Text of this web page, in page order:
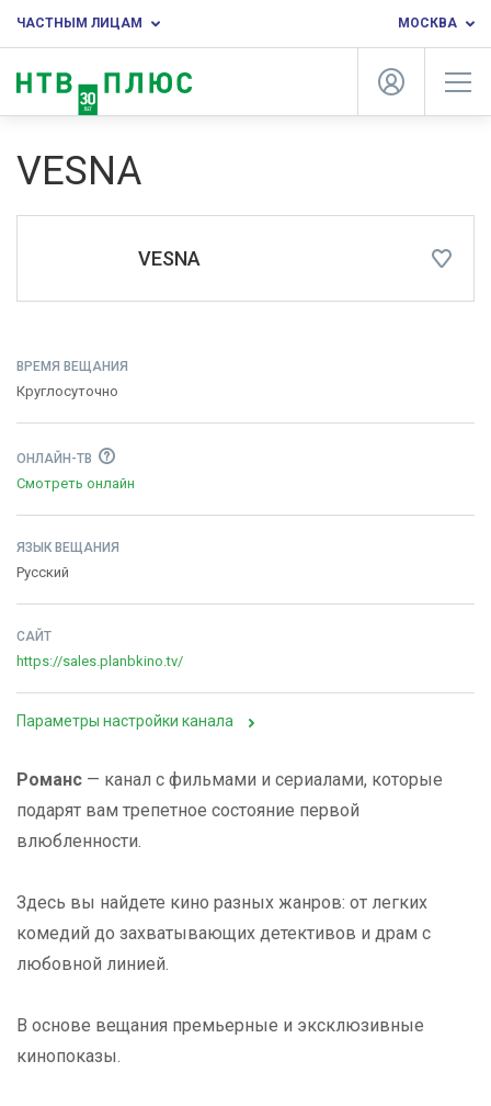
ЧАСТНЫМ ЛИЦАМ МОСКВА
VESNA
VESNA
ВРЕМЯ ВЕЩАНИЯ
Круглосуточно
ОНЛАЙН-ТВ
Смотреть онлайн
ЯЗЫК ВЕЩАНИЯ
Русский
САЙТ
https://sales.planbkino.tv/
Параметры настройки канала
Романс — канал с фильмами и сериалами, которые
подарят вам трепетное состояние первой
влюбленности.
Здесь вы найдете кино разных жанров: от легких
комедий до захватывающих детективов и драм с
любовной линией.
В основе вещания премьерные и эксклюзивные
кинопоказы.